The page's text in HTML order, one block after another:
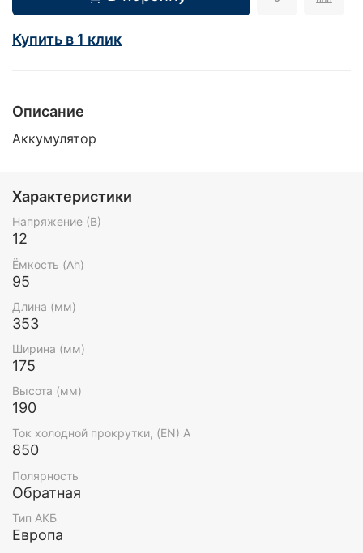
Купить в 1 клик
Описание
Аккумулятор
Характеристики
Напряжение (В)
12
Ёмкость (Ah)
95
Длина (мм)
353
Ширина (мм)
175
Высота (мм)
190
Ток холодной прокрутки, (EN) А
850
Полярность
Обратная
Тип АКБ
Европа